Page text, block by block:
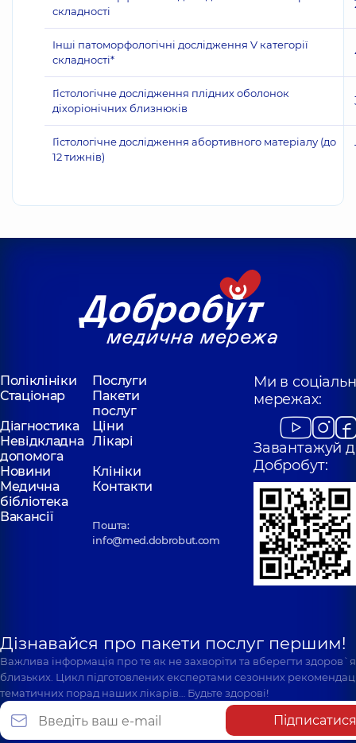
складності
Інші патоморфологічні дослідження V категорії
складності*
Гістологічне дослідження плідних оболонок
діхоріонічних близнюків
Гістологічне дослідження абортивного матеріалу (до
12 тижнів)
Поліклініки
Послуги
Стаціонар
Пакети
послуг
Діагностика
Ціни
Невідкладна
допомога
Лікарі
Новини
Клініки
Медична
бібліотека
Контакти
Вакансії
Пошта:
info@med.dobrobut.com
Ми в
мережах:
Завантажуй
Добробут:
Дізнавайся про пакети послуг першим!
Важлива інформація про те як не захворіти та вберегти
близьких. Цикл підготовлених експертами сезонних
тематичних порад наших лікарів… Будьте здорові!
Підписатися